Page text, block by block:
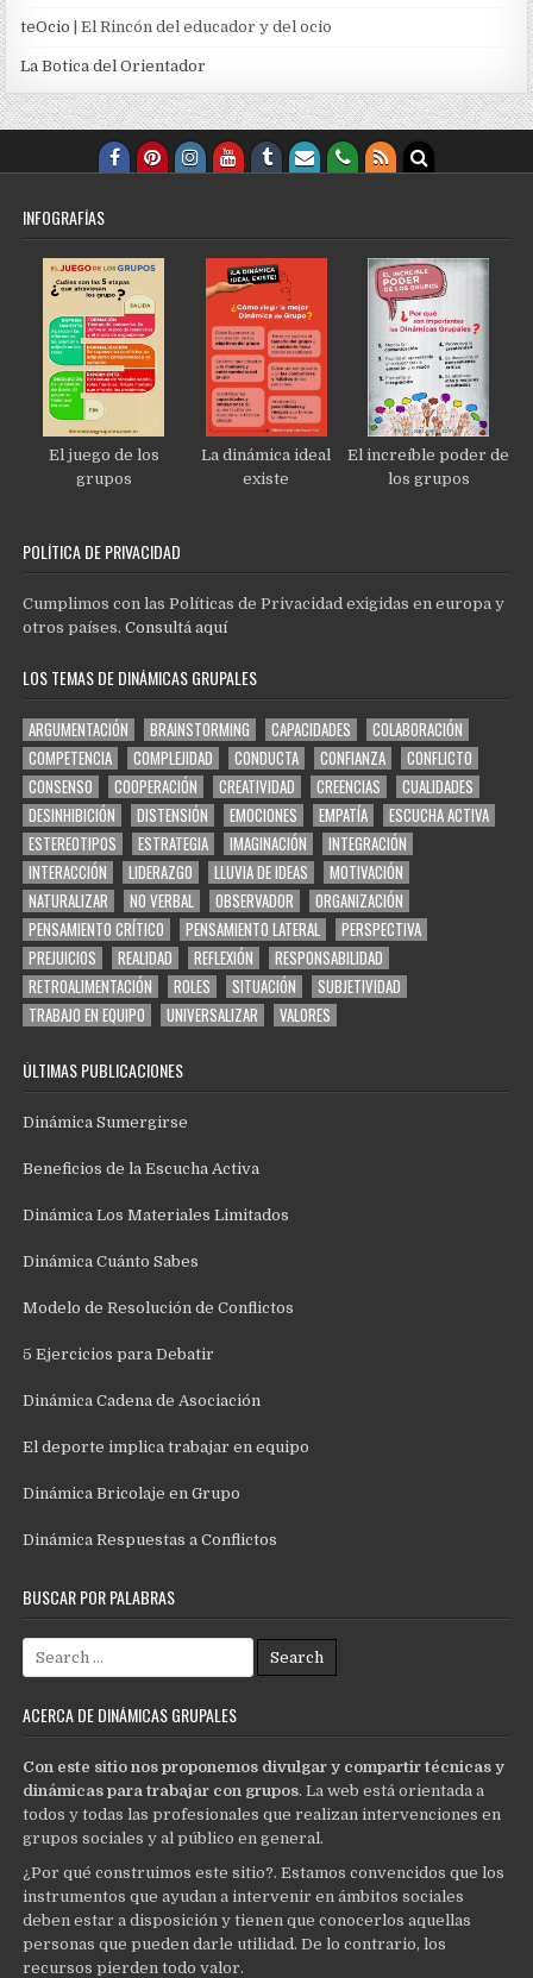
teOcio | El Rincón del educador y del ocio
La Botica del Orientador
INFOGRAFÍAS
El juego de los
grupos
La dinámica ideal
existe
El increíble poder de
los grupos
POLÍTICA DE PRIVACIDAD
Cumplimos con las Políticas de Privacidad exigidas en europa y
otros países.Consultá aquí
LOS TEMAS DE DINÁMICAS GRUPALES
ARGUMENTACIÓN BRAINSTORMING CAPACIDADES
COLABORACIÓN
COMPETENCIA
COMPLEJIDAD CONDUCTA CONFIANZA
CONFLICTO
CONSENSO
COOPERACIÓN CREATIVIDAD CREENCIAS
CUALIDADES
DESINHIBICIÓN
DISTENSIÓN EMOCIONES EMPATÍA
ESCUCHA ACTIVA
ESTEREOTIPOS
ESTRATEGIA IMAGINACIÓN
INTEGRACIÓN
INTERACCIÓN
LIDERAZGO LLUVIA DE IDEAS
MOTIVACIÓN
NATURALIZAR
NO VERBAL OBSERVADOR
ORGANIZACIÓN
PENSAMIENTO CRÍTICO
PENSAMIENTO LATERAL
PERSPECTIVA
PREJUICIOS
REALIDAD REFLEXIÓN
RESPONSABILIDAD
RETROALIMENTACIÓN
ROLES SITUACIÓN
SUBJETIVIDAD
TRABAJO EN EQUIPO
UNIVERSALIZAR VALORES
ÚLTIMAS PUBLICACIONES
Dinámica Sumergirse
Beneficios de la Escucha Activa
Dinámica Los Materiales Limitados
Dinámica Cuánto Sabes
Modelo de Resolución de Conflictos
5 Ejercicios para Debatir
Dinámica Cadena de Asociación
El deporte implica trabajar en equipo
Dinámica Bricolaje en Grupo
Dinámica Respuestas a Conflictos
BUSCAR POR PALABRAS
Search
for:
ACERCA DE DINÁMICAS GRUPALES
Con este sitio nos proponemos divulgar y compartir técnicas y
dinámicas para trabajar con grupos. La web está orientada a
todos y todas las profesionales que realizan intervenciones en
grupos sociales y al público en general.
¿Por qué construimos este sitio?. Estamos convencidos que los
instrumentos que ayudan a intervenir en ámbitos sociales
deben estar a disposición y tienen que conocerlos aquellas
personas que pueden darle utilidad. De lo contrario, los
recursos pierden todo valor.